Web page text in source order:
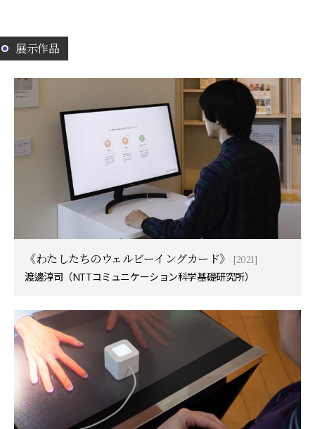
展示作品
《わたしたちのウェルビーイングカード》
[2021]
渡邊淳司（NTTコミュニケーション科学基礎研究所）